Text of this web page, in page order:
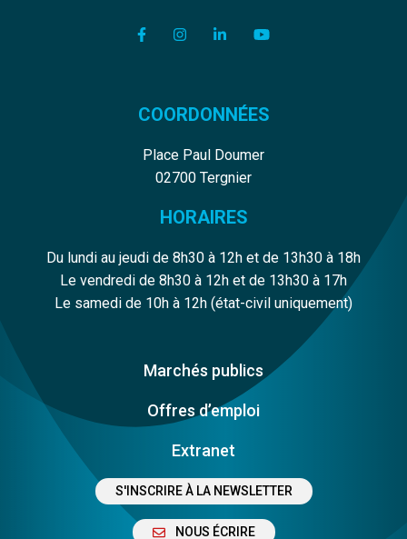
Lien vers le compte Facebook
Lien vers le compte Instagram
Lien vers le compte
Lien vers la chaîne
COORDONNÉES
Place Paul Doumer
02700 Tergnier
HORAIRES
Du lundi au jeudi de 8h30 à 12h et de 13h30 à 18h
Le vendredi de 8h30 à 12h et de 13h30 à 17h
Le samedi de 10h à 12h (état-civil uniquement)
Marchés publics
Offres d’emploi
Extranet
S'INSCRIRE À LA NEWSLETTER
NOUS ÉCRIRE